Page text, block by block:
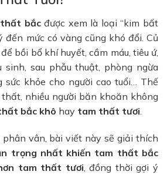
bắcđược xem là loại “kim bất
đến mức có vàng cũng khó đổi. Củ
bồi bổ khí huyết, cầm máu, tiêu ứ,
sinh, sau phẫu thuật, phòng ngừa
sức khỏe cho người cao tuổi… Thế
nhiều người băn khoăn không
bắc khô hay tam thất tươi
phân vân, bài viết này sẽ giải thích
trọng nhất khiến tam thất bắc
tam thất tươi , đồng thời gợi ý